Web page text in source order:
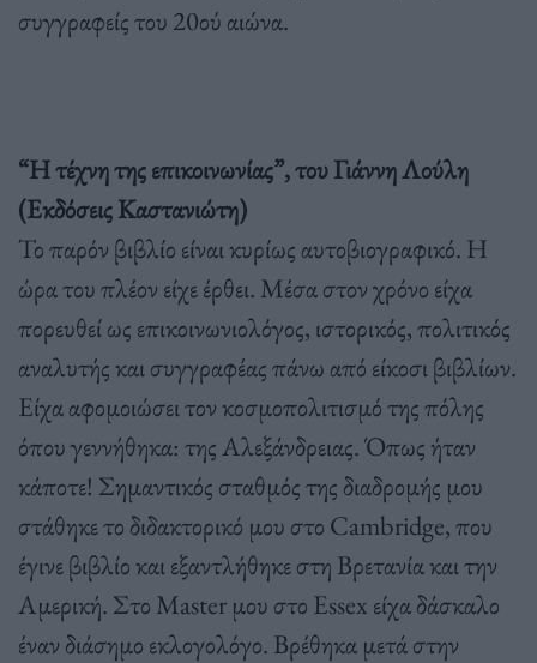
συγγραφείς του 20ού αιώνα.
“Η τέχνη της επικοινωνίας”, του Γιάννη Λούλη
(Εκδόσεις Καστανιώτη)
Το παρόν βιβλίο είναι κυρίως αυτοβιογραφικό. Η
ώρα του πλέον είχε έρθει. Μέσα στον χρόνο είχα
πορευθεί ως επικοινωνιολόγος, ιστορικός, πολιτικός
αναλυτής και συγγραφέας πάνω από είκοσι βιβλίων.
Είχα αφομοιώσει τον κοσμοπολιτισμό της πόλης
όπου γεννήθηκα: της Αλεξάνδρειας. Όπως ήταν
κάποτε! Σημαντικός σταθμός της διαδρομής μου
στάθηκε το διδακτορικό μου στο Cambridge, που
έγινε βιβλίο και εξαντλήθηκε στη Βρετανία και την
Αμερική. Στο Master μου στο Essex είχα δάσκαλο
έναν διάσημο εκλογολόγο. Βρέθηκα μετά στην